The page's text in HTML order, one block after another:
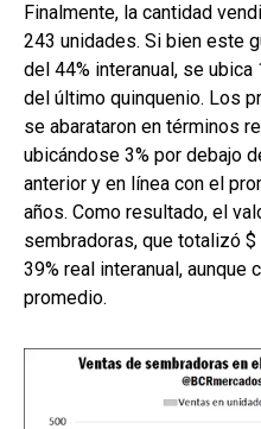
Finalmente, la cantidad
243 unidades. Si bien este
del 44% interanual, se
del último quinquenio. Los
se abarataron en términos
ubicándose 3% por debajo
anterior y en línea con el
años. Como resultado, el
sembradoras, que totalizó
39% real interanual, aunque
promedio.